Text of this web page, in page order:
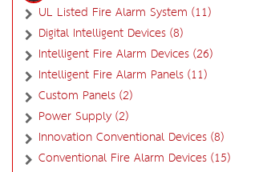
UL Listed Fire Alarm System (11)
Digital Intelligent Devices (8)
Intelligent Fire Alarm Devices (26)
Intelligent Fire Alarm Panels (11)
Custom Panels (2)
Power Supply (2)
Innovation Conventional Devices (8)
Conventional Fire Alarm Devices (15)